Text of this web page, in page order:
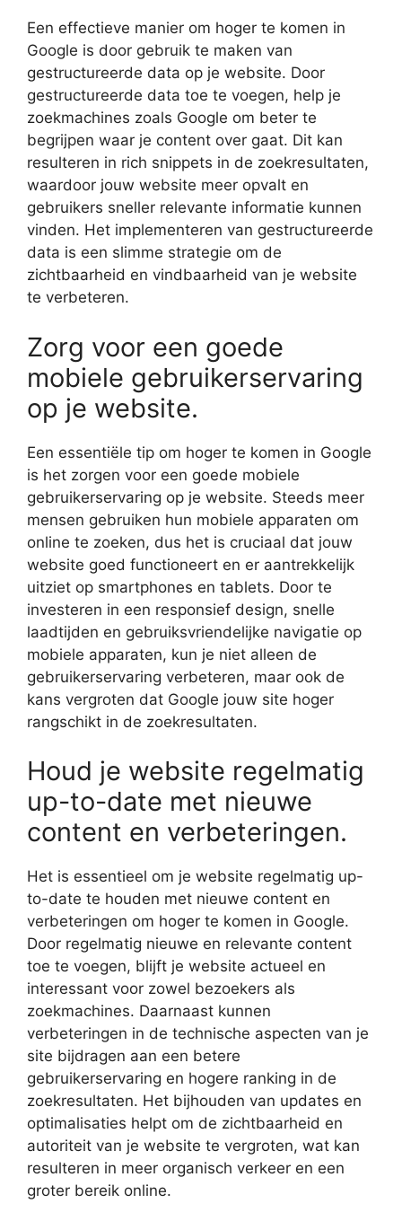
Een effectieve manier om hoger te komen in
Google is door gebruik te maken van
gestructureerde data op je website. Door
gestructureerde data toe te voegen, help je
zoekmachines zoals Google om beter te
begrijpen waar je content over gaat. Dit kan
resulteren in rich snippets in de zoekresultaten,
waardoor jouw website meer opvalt en
gebruikers sneller relevante informatie kunnen
vinden. Het implementeren van gestructureerde
data is een slimme strategie om de
zichtbaarheid en vindbaarheid van je website
te verbeteren.
Zorg voor een goede
mobiele gebruikerservaring
op je website.
Een essentiële tip om hoger te komen in Google
is het zorgen voor een goede mobiele
gebruikerservaring op je website. Steeds meer
mensen gebruiken hun mobiele apparaten om
online te zoeken, dus het is cruciaal dat jouw
website goed functioneert en er aantrekkelijk
uitziet op smartphones en tablets. Door te
investeren in een responsief design, snelle
laadtijden en gebruiksvriendelijke navigatie op
mobiele apparaten, kun je niet alleen de
gebruikerservaring verbeteren, maar ook de
kans vergroten dat Google jouw site hoger
rangschikt in de zoekresultaten.
Houd je website regelmatig
up-to-date met nieuwe
content en verbeteringen.
Het is essentieel om je website regelmatig up-
to-date te houden met nieuwe content en
verbeteringen om hoger te komen in Google.
Door regelmatig nieuwe en relevante content
toe te voegen, blijft je website actueel en
interessant voor zowel bezoekers als
zoekmachines. Daarnaast kunnen
verbeteringen in de technische aspecten van je
site bijdragen aan een betere
gebruikerservaring en hogere ranking in de
zoekresultaten. Het bijhouden van updates en
optimalisaties helpt om de zichtbaarheid en
autoriteit van je website te vergroten, wat kan
resulteren in meer organisch verkeer en een
groter bereik online.